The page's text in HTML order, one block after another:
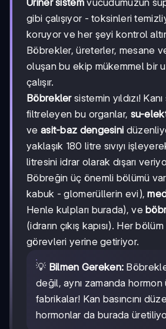
gibi çalışıyor - toksinleri
koruyor ve her şeyi kontrol
Böbrekler, üreterler, mesane
oluşan bu ekip mükemmel bir
çalışır.
Böbreklersistemin yıldızı!
filtreleyen bu organlar, su-
ve asit-baz dengesini
yaklaşık 180 litre sıvıyı
litresini idrar olarak dışarı
Böbreğin üç önemli bölümü
kabuk - glomerüllerin evi),
Henle kulpları burada), ve
(idrarın çıkış kapısı). Her
görevleri yerine getiriyor.
💡 Bilmen Gereken:
değil, aynı zamanda hormon
fabrikalar! Kan basıncını
hormonlar da burada